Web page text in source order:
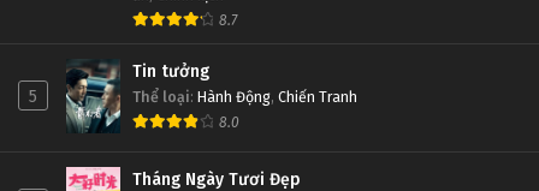
8.7
5
Tin tưởng
Thể loại: Hành Động, Chiến Tranh
8.0
Tháng Ngày Tươi Đẹp